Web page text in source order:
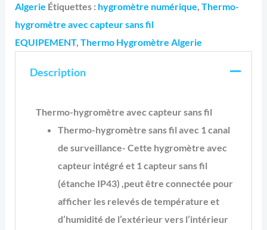
Algerie Étiquettes : hygromètre numérique,Thermo-
hygromètre avec capteur sans fil
EQUIPEMENT,Thermo Hygromètre Algerie
Description
Thermo-hygromètre avec capteur sans fil
Thermo-hygromètre sans fil avec 1 canal
de surveillance- Cette hygromètre avec
capteur intégré et 1 capteur sans fil
(étanche IP43) ,peut être connectée pour
afficher les relevés de température et
d’humidité de l’extérieur vers l’intérieur